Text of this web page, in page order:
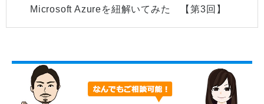
Microsoft Azureを紐解いてみた 【第3回】